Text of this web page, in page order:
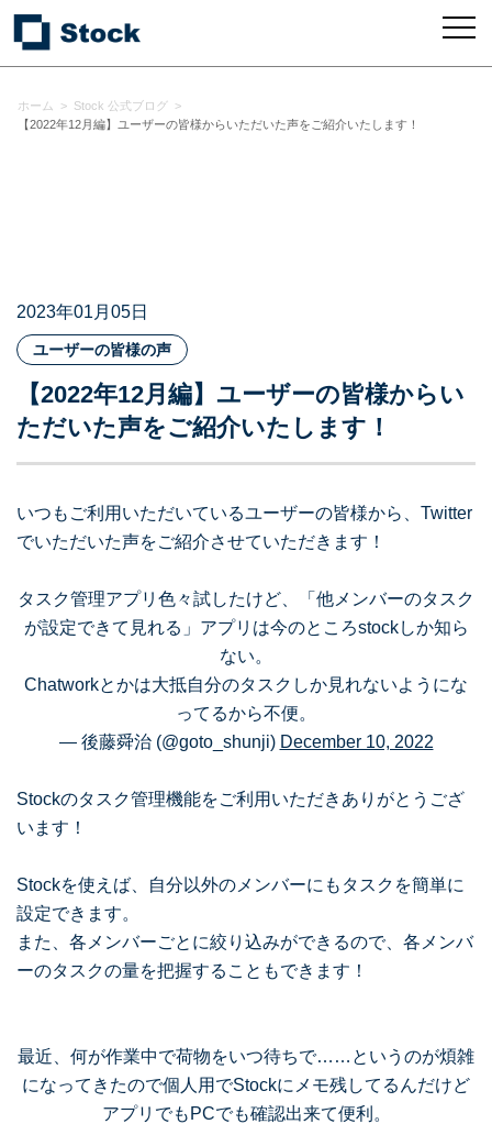
ホーム > Stock 公式ブログ >
【2022年12月編】ユーザーの皆様からいただいた声をご紹介いたします！
2023年01月05日
ユーザーの皆様の声
【2022年12月編】ユーザーの皆様からい
ただいた声をご紹介いたします！
いつもご利用いただいているユーザーの皆様から、Twitter
でいただいた声をご紹介させていただきます！
タスク管理アプリ色々試したけど、「他メンバーのタスク
が設定できて見れる」アプリは今のところstockしか知ら
ない。
Chatworkとかは大抵自分のタスクしか見れないようにな
ってるから不便。
— 後藤舜治 (@goto_shunji) December 10, 2022
Stockのタスク管理機能をご利用いただきありがとうござ
います！
Stockを使えば、自分以外のメンバーにもタスクを簡単に
設定できます。
また、各メンバーごとに絞り込みができるので、各メンバ
ーのタスクの量を把握することもできます！
最近、何が作業中で荷物をいつ待ちで……というのが煩雑
になってきたので個人用でStockにメモ残してるんだけど
アプリでもPCでも確認出来て便利。